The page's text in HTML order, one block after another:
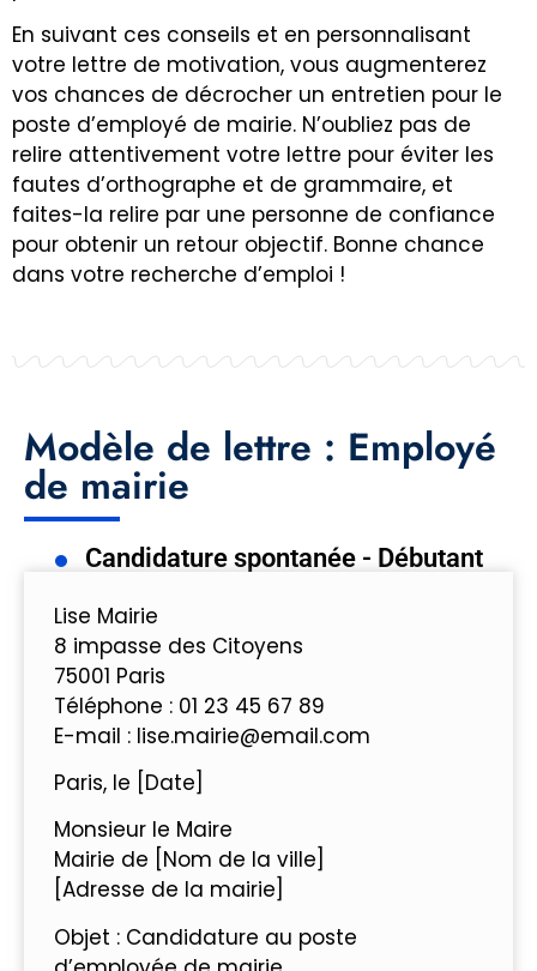
En suivant ces conseils et en personnalisant
votre lettre de motivation, vous augmenterez
vos chances de décrocher un entretien pour le
poste d’employé de mairie. N’oubliez pas de
relire attentivement votre lettre pour éviter les
fautes d’orthographe et de grammaire, et
faites-la relire par une personne de confiance
pour obtenir un retour objectif. Bonne chance
dans votre recherche d’emploi !
Modèle de lettre : Employé
de mairie
Candidature spontanée - Débutant
Lise Mairie
8 impasse des Citoyens
75001 Paris
Téléphone : 01 23 45 67 89
E-mail : lise.mairie@email.com
Paris, le [Date]
Monsieur le Maire
Mairie de [Nom de la ville]
[Adresse de la mairie]
Objet : Candidature au poste